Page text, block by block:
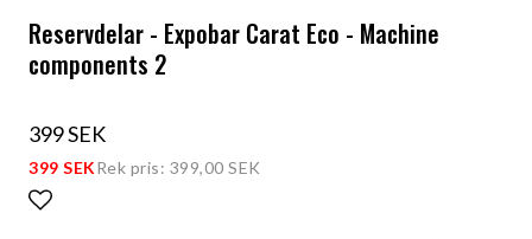
Reservdelar - Expobar Carat Eco - Machine
components 2
399 SEK
399 SEKRek pris: 399,00 SEK